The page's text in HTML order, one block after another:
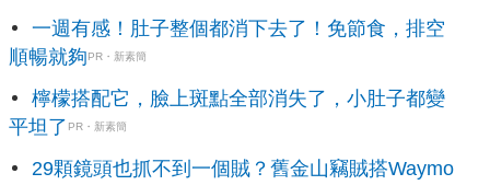
一週有感！肚子整個都消下去了！免節食，排空
順暢就夠PR・新素簡
檸檬搭配它，臉上斑點全部消失了，小肚子都變
平坦了 PR・新素簡
29顆鏡頭也抓不到一個賊？舊金山竊賊搭Waymo